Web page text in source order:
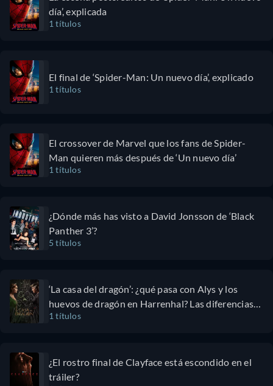
día’, explicada
1 títulos
El final de ‘Spider-Man: Un nuevo día’, explicado
1 títulos
El crossover de Marvel que los fans de Spider-
Man quieren más después de ‘Un nuevo día’
1 títulos
¿Dónde más has visto a David Jonsson de ‘Black
Panther 3’?
5 títulos
‘La casa del dragón’: ¿qué pasa con Alys y los
huevos de dragón en Harrenhal? Las diferencias
con el libro, explicadas
1 títulos
¿El rostro final de Clayface está escondido en el
tráiler?